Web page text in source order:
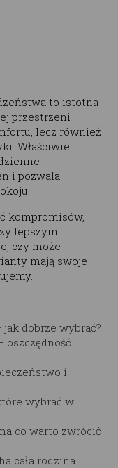
to istotna
przestrzeni
lecz również
Właściwie
i pozwala
kompromisów,
lepszym
czy może
mają swoje
dobrze wybrać?
oszczędność
i
wybrać w
co warto zwrócić
cała rodzina